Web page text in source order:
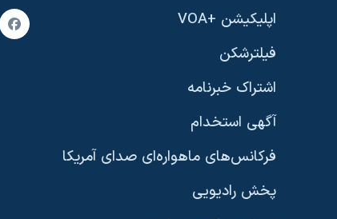
اپلیکیشن +VOA
فیلترشکن
اشتراک خبرنامه
آگهی استخدام
فرکانس‌های ماهواره‌ای صدای آمریکا
پخش رادیویی